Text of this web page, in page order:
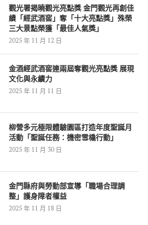
觀光署揭曉觀光亮點獎 金門觀光再創佳
績「經武酒窖」奪「十大亮點獎」殊榮
三大景點榮獲「最佳人氣獎」
2025 年 11 月 12 日
金酒經武酒窖連兩屆奪觀光亮點獎 展現
文化與永續力
2025 年 11 月 11 日
柳營多元極限體驗園區打造年度聖誕月
活動「聖誕任務：機密雪橇行動」
2025 年 11 月 30 日
金門縣府與勞動部宣導「職場合理調
整」護身障者權益
2025 年 11 月 18 日